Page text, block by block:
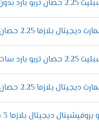
.
مواصفات
المكيف سهل على
التبريد من خلاله فلا
مختلفة عند شراء تكييف
بلازما
2.25 حصان بارد فقط
بلازما
2.25 حصان بارد ساخن